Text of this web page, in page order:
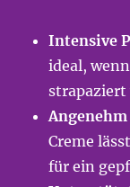
Intensive
ideal,
Creme
für ein